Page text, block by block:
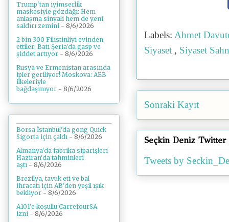
Labels: Ahmet
Siyaset , Siyaset
Sonraki Kayıt
Seçkin Deniz Twitter
Tweets by
Trump'tan iyimserlik
maskesiyle gözdağı: Hem
anlaşma sinyali hem de yeni
saldırı zemini - 8/6/2026
2 bin 300 Filistinliyi evinden
ettiler: Batı Şeria'da gasp ve
şiddet artıyor - 8/6/2026
Rusya ve Ermenistan arasında
ipler geriliyor! Moskova: AEB
ilkeleriyle
bağdaşmıyor - 8/6/2026
Borsa İstanbul’da gong Quick
Sigorta için çaldı - 8/6/2026
Almanya'da fabrika siparişleri
Haziran'da tahminleri
aştı - 8/6/2026
Brezilya, tavuk eti ve bal
ihracatı için AB'den yeşil ışık
bekliyor - 8/6/2026
A101'e koşullu CarrefourSA
izni - 8/6/2026